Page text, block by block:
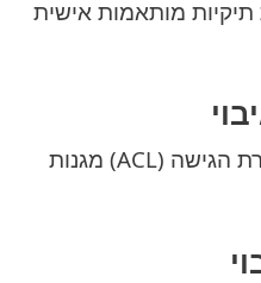
תיקיות מותאמות אישית
ורשימת בקרת הגישה (ACL) מגנות